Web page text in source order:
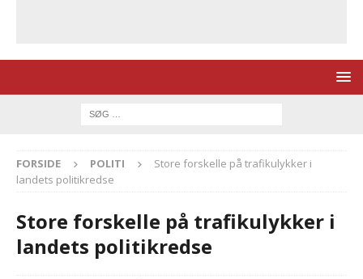
FORSIDE POLITI
Store forskelle på trafikulykker i
landets politikredse
Store forskelle på trafikulykker i
landets politikredse